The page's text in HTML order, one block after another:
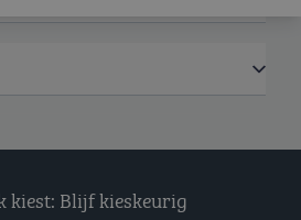
kiest: Blijf kieskeurig